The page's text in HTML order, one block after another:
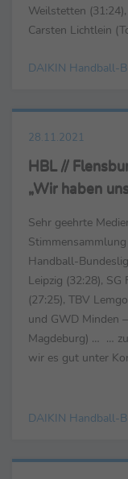
Weilstetten
Carsten Lichtlein
vorgenommen
DAIKIN Handball-
28.11.2021
HBL //
„Wir haben
Sehr geehrte
Handball-
Leipzig (32:28),
(27:25), TBV
und GWD Minden
Magdeburg) … …
wir es gut unter
DAIKIN Handball-